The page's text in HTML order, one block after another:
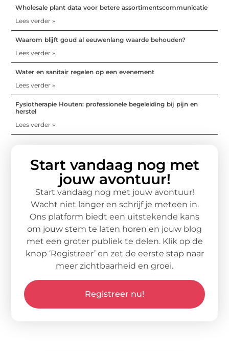
Wholesale plant data voor betere assortimentscommunicatie
Lees verder »
Waarom blijft goud al eeuwenlang waarde behouden?
Lees verder »
Water en sanitair regelen op een evenement
Lees verder »
Fysiotherapie Houten: professionele begeleiding bij pijn en
herstel
Lees verder »
Start vandaag nog met
jouw avontuur!
Start vandaag nog met jouw avontuur!
Wacht niet langer en schrijf je meteen in.
Ons platform biedt een uitstekende kans
om jouw stem te laten horen en jouw blog
met een groter publiek te delen. Klik op de
knop ‘Registreer’ en zet de eerste stap naar
meer zichtbaarheid en groei.
Registreer nu!